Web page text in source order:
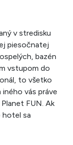
v stredisku
piesočnatej
bazén
vstupom do
to všetko
iného vás práve
FUN. Ak
hotel sa